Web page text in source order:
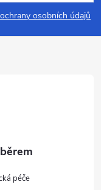
osobních údajů